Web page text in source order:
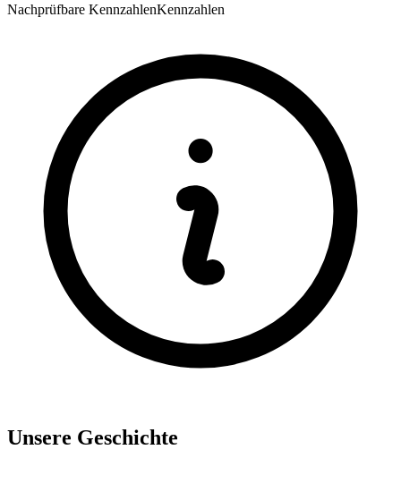
Nachprüfbare KennzahlenKennzahlen
Unsere Geschichte